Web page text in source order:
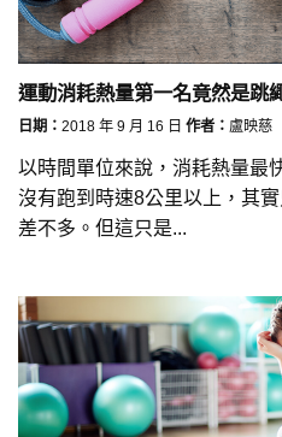
運動消耗熱量第一名竟然是跳
日期： 2018 年 9 月 16 日 作者： 盧映慈
以時間單位來說，消耗熱量最
沒有跑到時速8公里以上，其
差不多。但這只是...